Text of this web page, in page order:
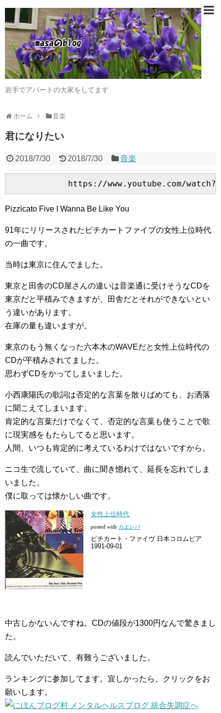
岩手でアパートの大家をしてます
ホーム 音楽
君になりたい
2018/7/30 2018/7/30 音楽
Pizzicato Five I Wanna Be Like You
91年にリリースされたピチカートファイブの女性上位時代
の一曲です。
当時は東京に住んでました。
東京と田舎のCD屋さんの違いは音楽通に受けそうなCDを
東京だと平積みできますが、田舎だとそれができないとい
う違いがあります。
在庫の量も違いますが。
東京のもう無くなった六本木のWAVEだと女性上位時代の
CDが平積みされてました。
思わずCDをかってしまいました。
小西康陽氏の歌詞は否定的な言葉を散りばめても、お洒落
に聞こえてしまいます。
肯定的な言葉だけでなくて、否定的な言葉も使うことで歌
に現実感をもたらしてると思います。
人間、いつも肯定的に考えているわけではないですから。
ニコ生で流していて、曲に聞き惚れて、延長を忘れてしま
いました。
僕に取っては懐かしい曲です。
女性上位時代
posted with カエレバ
ピチカート・ファイヴ 日本コロムビア
1991-09-01
中古しかないんですね。CDの値段が1300円なんで驚きまし
た。
読んでいただいて、有難うございました。
ランキングに参加してます。宜しかったら、クリックをお
願いします。